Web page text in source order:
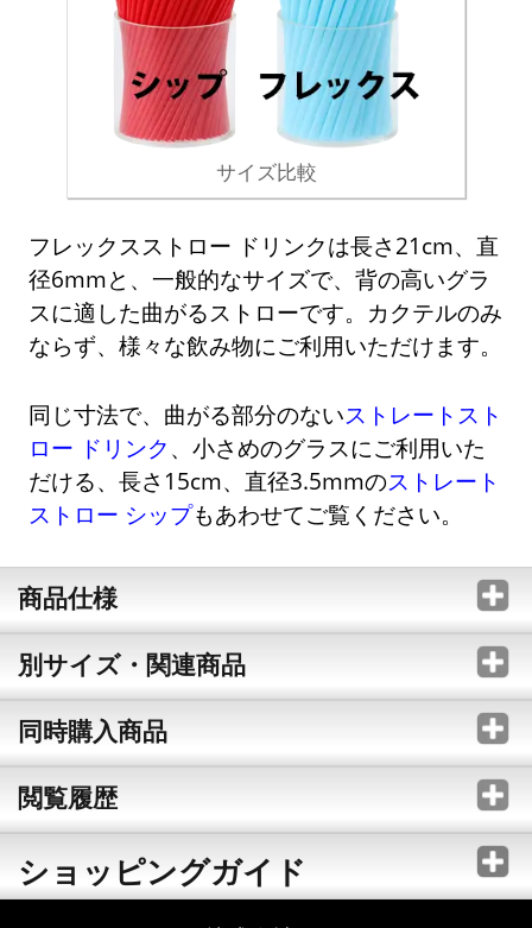
サイズ比較
フレックスストロー ドリンクは長さ21cm、直
径6mmと、一般的なサイズで、背の高いグラ
スに適した曲がるストローです。カクテルのみ
ならず、様々な飲み物にご利用いただけます。
同じ寸法で、曲がる部分のないストレートスト
ロー ドリンク 、小さめのグラスにご利用いた
だける、長さ15cm、直径3.5mmのストレート
ストロー シップもあわせてご覧ください。
商品仕様
別サイズ・関連商品
同時購入商品
閲覧履歴
ショッピングガイド